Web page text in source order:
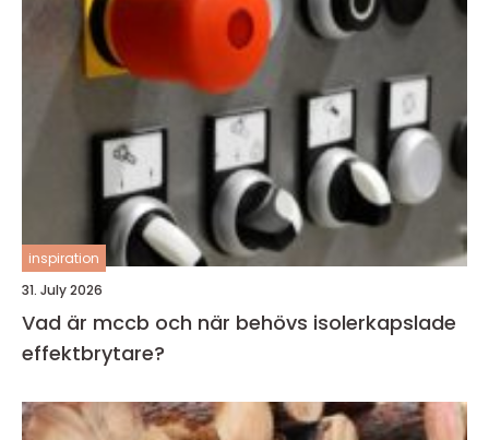
inspiration
31. July 2026
Vad är mccb och när behövs isolerkapslade
effektbrytare?